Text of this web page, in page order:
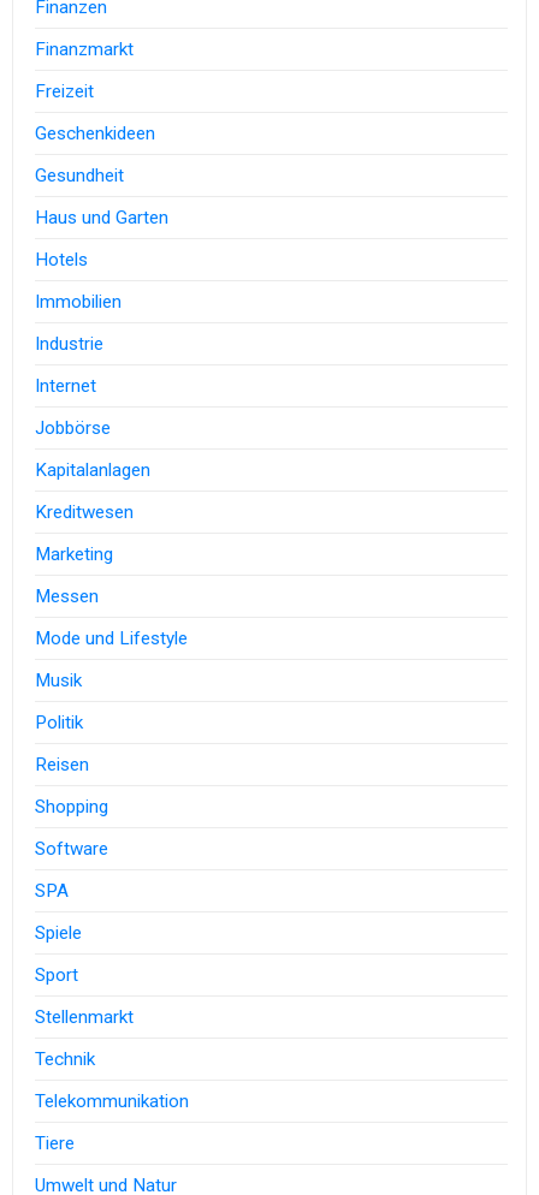
Finanzen
Finanzmarkt
Freizeit
Geschenkideen
Gesundheit
Haus und Garten
Hotels
Immobilien
Industrie
Internet
Jobbörse
Kapitalanlagen
Kreditwesen
Marketing
Messen
Mode und Lifestyle
Musik
Politik
Reisen
Shopping
Software
SPA
Spiele
Sport
Stellenmarkt
Technik
Telekommunikation
Tiere
Umwelt und Natur